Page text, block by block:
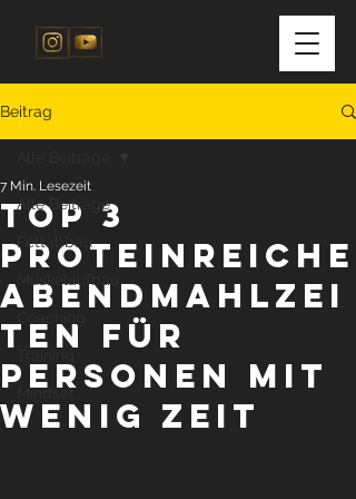
Beitrag
Alle Beiträge
Fettabbau
Mindset
Top 3
Proteinreiche
Abendmahlzei
ten für
Personen mit
wenig Zeit
7 Min. Lesezeit